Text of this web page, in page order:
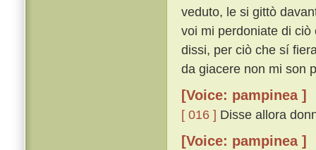
veduto, le si gittò
voi mi perdoniate di
dissi, per ciò che sí
da giacere non mi son
[Voice: pampinea ]
[ 016 ] Disse allora
[Voice: pampinea ]